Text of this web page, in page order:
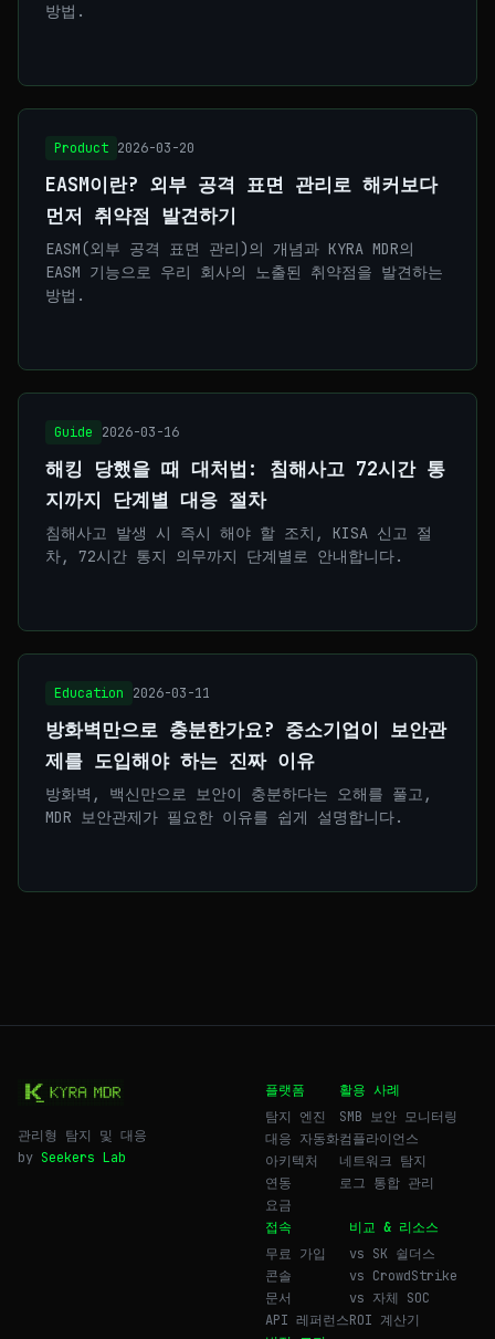
방법.
Product 2026-03-20
EASM이란? 외부 공격 표면 관리로 해커보다
먼저 취약점 발견하기
EASM(외부 공격 표면 관리)의 개념과 KYRA MDR의
EASM 기능으로 우리 회사의 노출된 취약점을 발견하는
방법.
Guide 2026-03-16
해킹 당했을 때 대처법: 침해사고 72시간 통
지까지 단계별 대응 절차
침해사고 발생 시 즉시 해야 할 조치, KISA 신고 절
차, 72시간 통지 의무까지 단계별로 안내합니다.
Education 2026-03-11
방화벽만으로 충분한가요? 중소기업이 보안관
제를 도입해야 하는 진짜 이유
방화벽, 백신만으로 보안이 충분하다는 오해를 풀고,
MDR 보안관제가 필요한 이유를 쉽게 설명합니다.
관리형 탐지 및 대응
by Seekers Lab
플랫폼
탐지 엔진
대응 자동화
아키텍처
연동
요금
활용 사례
SMB 보안 모니터링
컴플라이언스
네트워크 탐지
로그 통합 관리
접속
무료 가입
콘솔
문서
API 레퍼런스
비교 & 리소스
vs SK 쉴더스
vs CrowdStrike
vs 자체 SOC
ROI 계산기